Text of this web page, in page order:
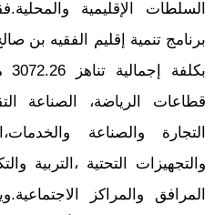
السلطات الإقليمية
قطاعات الرياضة، الصناعة
التجارة والصناعة
والتجهيزات التحتية ،التربية
المرافق والمراكز